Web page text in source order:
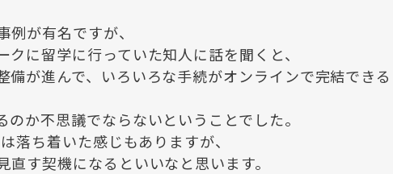
が有名ですが、
に留学に行っていた知人に話を聞くと、
備が進んで、いろいろな手続がオンラインで完結できる
か不思議でならないということでした。
落ち着いた感じもありますが、
直す契機になるといいなと思います。